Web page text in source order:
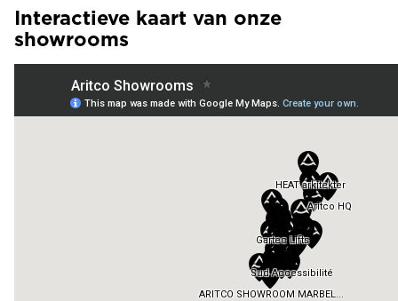
Interactieve kaart van onze
showrooms